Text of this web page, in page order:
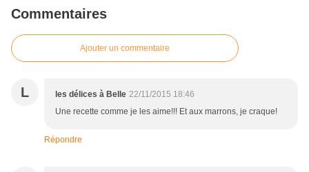
Commentaires
Ajouter un commentaire
L les délices à Belle 22/11/2015 18:46
Une recette comme je les aime!!! Et aux marrons, je craque!
Répondre